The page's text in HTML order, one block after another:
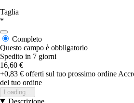
Taglia
*
Completo
Questo campo è obbligatorio
Spedito in 7 giorni
16,60 €
+0,83 € offerti sul tuo prossimo ordine
del tuo ordine
Loading...
Descrizione